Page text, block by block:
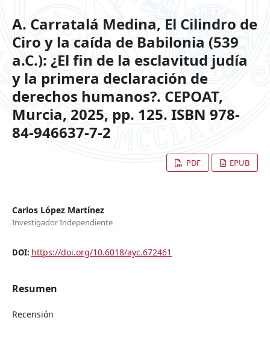
A. Carratalá Medina, El Cilindro de
Ciro y la caída de Babilonia (539
a.C.): ¿El fin de la esclavitud judía
y la primera declaración de
derechos humanos?. CEPOAT,
Murcia, 2025, pp. 125. ISBN 978-
84-946637-7-2
PDF EPUB
Carlos López Martínez
Investigador Independiente
DOI: https://doi.org/10.6018/ayc.672461
Resumen
Recensión